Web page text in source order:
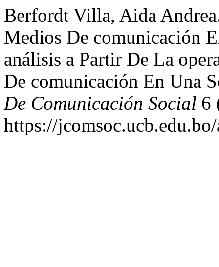
Berfordt Villa, Aida
Medios De comunicación
análisis a Partir De La
De comunicación En Una
De Comunicación Social 6
https://